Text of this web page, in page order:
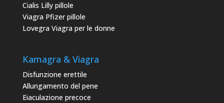
Cialis Lilly pillole
Viagra Pfizer pillole
Lovegra Viagra per le donne
Kamagra & Viagra
Disfunzione erettile
Allungamento del pene
Eiaculazione precoce